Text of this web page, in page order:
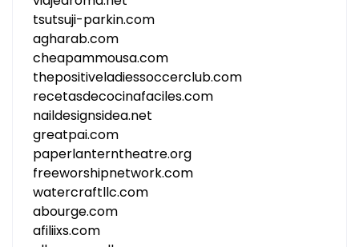
tsutsuji-parkin.com
agharab.com
cheapammousa.com
thepositiveladiessoccerclub.com
recetasdecocinafaciles.com
naildesignsidea.net
greatpai.com
paperlanterntheatre.org
freeworshipnetwork.com
watercraftllc.com
abourge.com
afiliixs.com